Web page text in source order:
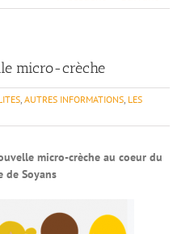
micro-crèche
, AUTRES INFORMATIONS, LES
micro-crèche au coeur du
de Soyans